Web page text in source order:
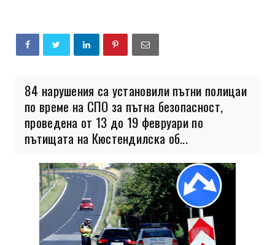
84 нарушения са установили пътни полицаи
по време на СПО за пътна безопасност,
проведена от 13 до 19 февруари по
пътищата на Кюстендилска об...